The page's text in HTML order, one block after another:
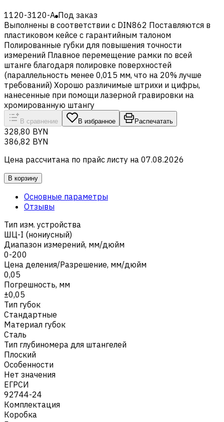
1120-3120-A Под заказ
Выполнены в соответствии с DIN862 Поставляются в
пластиковом кейсе с гарантийным талоном
Полированные губки для повышения точности
измерений Плавное перемещение рамки по всей
штанге благодаря полировке поверхностей
(параллельность менее 0,015 мм, что на 20% лучше
требований) Хорошо различимые штрихи и цифры,
нанесенные при помощи лазерной гравировки на
хромированную штангу
В сравнение В избранное Распечатать
328,80 BYN
386,82 BYN
Цена рассчитана по прайс листу на 07.08.2026
В корзину
Основные параметры
Отзывы
Тип изм. устройства
ШЦ-I (нониусный)
Диапазон измерений, мм/дюйм
0-200
Цена деления/Разрешение, мм/дюйм
0,05
Погрешность, мм
±0,05
Тип губок
Стандартные
Материал губок
Сталь
Тип глубиномера для штангелей
Плоский
Особенности
Нет значения
ЕГРСИ
92744-24
Комплектация
Коробка